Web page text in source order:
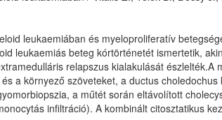
leukaemiában és myeloproliferatív
leukaemiás beteg kórtörténetét ismertetik,
relapszus kialakulását észlelték.A
a környező szöveteket, a ductus
a műtét során eltávolított
infiltráció). A kombinált citosztatikus